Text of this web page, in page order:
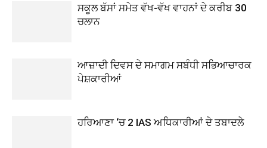
ਸਕੂਲ ਬੱਸਾਂ ਸਮੇਤ ਵੱਖ-ਵੱਖ ਵਾਹਨਾਂ ਦੇ ਕਰੀਬ 30
ਚਲਾਨ
ਆਜ਼ਾਦੀ ਦਿਵਸ ਦੇ ਸਮਾਗਮ ਸਬੰਧੀ ਸਭਿਆਚਾਰਕ
ਪੇਸ਼ਕਾਰੀਆਂ
ਹਰਿਆਣਾ ‘ਚ 2 IAS ਅਧਿਕਾਰੀਆਂ ਦੇ ਤਬਾਦਲੇ